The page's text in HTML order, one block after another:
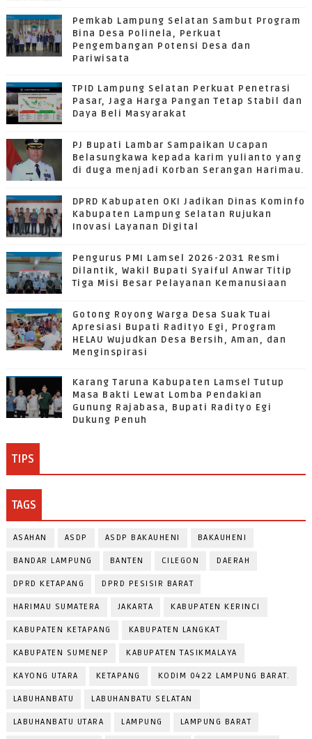
Pemkab Lampung Selatan Sambut Program
Bina Desa Polinela, Perkuat
Pengembangan Potensi Desa dan
Pariwisata
TPID Lampung Selatan Perkuat Penetrasi
Pasar, Jaga Harga Pangan Tetap Stabil dan
Daya Beli Masyarakat
PJ Bupati Lambar Sampaikan Ucapan
Belasungkawa kepada karim yulianto yang
di duga menjadi Korban Serangan Harimau.
DPRD Kabupaten OKI Jadikan Dinas Kominfo
Kabupaten Lampung Selatan Rujukan
Inovasi Layanan Digital
Pengurus PMI Lamsel 2026-2031 Resmi
Dilantik, Wakil Bupati Syaiful Anwar Titip
Tiga Misi Besar Pelayanan Kemanusiaan
Gotong Royong Warga Desa Suak Tuai
Apresiasi Bupati Radityo Egi, Program
HELAU Wujudkan Desa Bersih, Aman, dan
Menginspirasi
Karang Taruna Kabupaten Lamsel Tutup
Masa Bakti Lewat Lomba Pendakian
Gunung Rajabasa, Bupati Radityo Egi
Dukung Penuh
TIPS
TAGS
ASAHAN ASDP ASDP BAKAUHENI BAKAUHENI
BANDAR LAMPUNG BANTEN CILEGON DAERAH
DPRD KETAPANG DPRD PESISIR BARAT
HARIMAU SUMATERA JAKARTA KABUPATEN KERINCI
KABUPATEN KETAPANG KABUPATEN LANGKAT
KABUPATEN SUMENEP KABUPATEN TASIKMALAYA
KAYONG UTARA KETAPANG KODIM 0422 LAMPUNG BARAT.
LABUHANBATU LABUHANBATU SELATAN
LABUHANBATU UTARA LAMPUNG LAMPUNG BARAT